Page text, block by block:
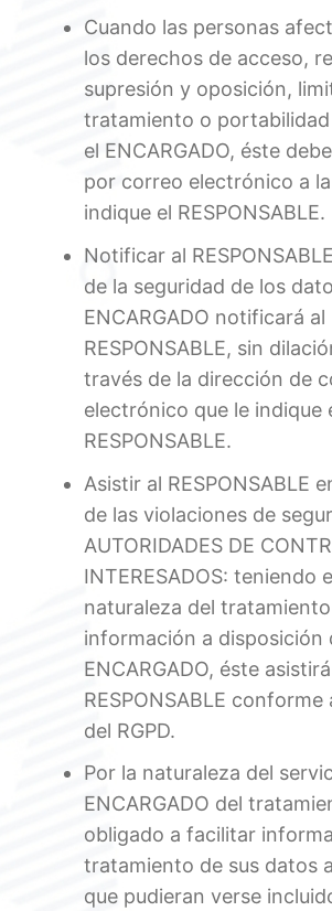
Cuando las personas
los derechos de acceso,
supresión y oposición,
tratamiento o
el ENCARGADO, éste
por correo electrónico a
indique el RESPONSABLE.
Notificar al
de la seguridad de los
ENCARGADO notificará al
RESPONSABLE, sin
través de la dirección de
electrónico que le indique
RESPONSABLE.
Asistir al RESPONSABLE
de las violaciones de
AUTORIDADES DE
INTERESADOS: teniendo
naturaleza del
información a disposición
ENCARGADO, éste
RESPONSABLE
del RGPD.
Por la naturaleza del
ENCARGADO del
obligado a facilitar
tratamiento de sus datos
que pudieran verse